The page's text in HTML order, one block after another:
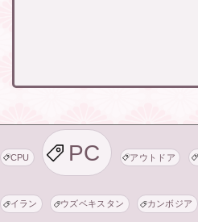
CPU PC アウトドア
イラン ウズベキスタン カンボジア